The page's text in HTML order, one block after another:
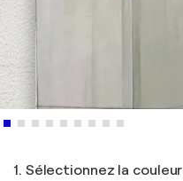
1. Sélectionnez la couleur